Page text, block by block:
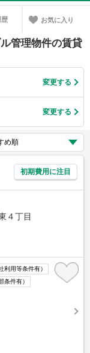
歴 お気に入り
管理物件の賃貸
変更する
変更する
初期費用に注目
４丁目
用等条件有）
件有）